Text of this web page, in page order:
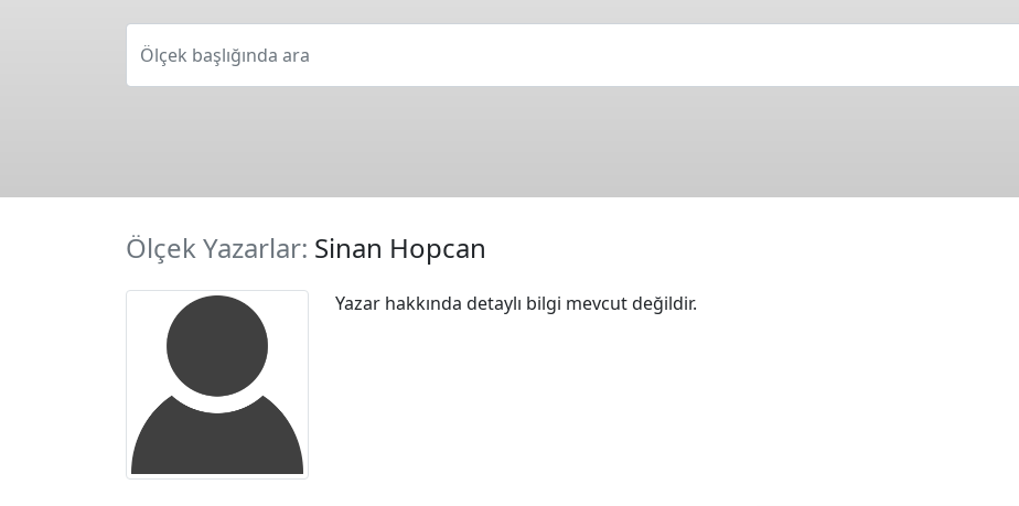
Ölçek başlığında ara
Ölçek Yazarlar: Sinan Hopcan
Yazar hakkında detaylı bilgi mevcut değildir.